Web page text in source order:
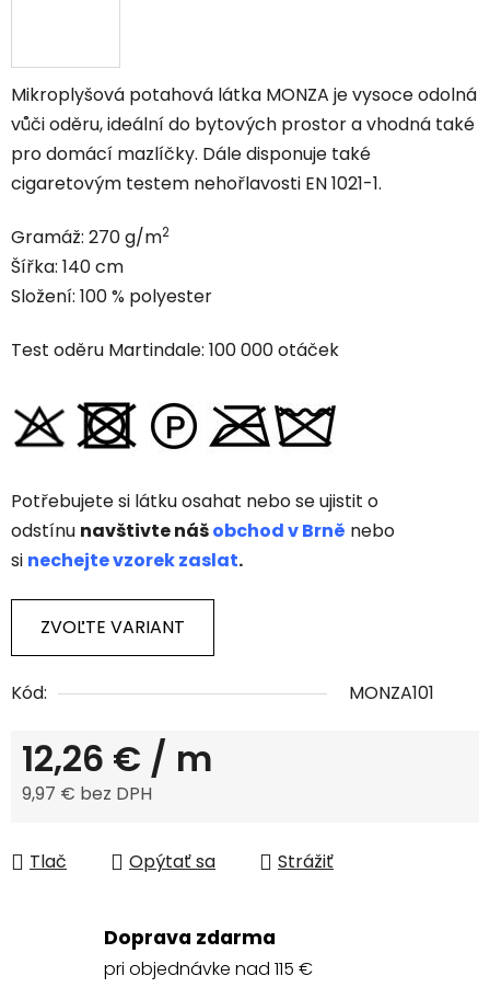
Mikroplyšová potahová látka MONZA je vysoce odolná
vůči oděru, ideální do bytových prostor a vhodná také
pro domácí mazlíčky. Dále disponuje také
cigaretovým testem nehořlavosti EN 1021-1.
Gramáž: 270 g/m2
Šířka: 140 cm
Složení: 100 % polyester
Test oděru Martindale: 100 000 otáček
Potřebujete si látku osahat nebo se ujistit o
odstínu navštivte nášobchod v Brně nebo
si nechejte vzorek zaslat.
ZVOĽTE VARIANT
Kód: MONZA101
12,26 € / m
9,97 € bez DPH
Tlač
Opýtať sa Strážiť
Doprava zdarma
pri objednávke nad 115 €